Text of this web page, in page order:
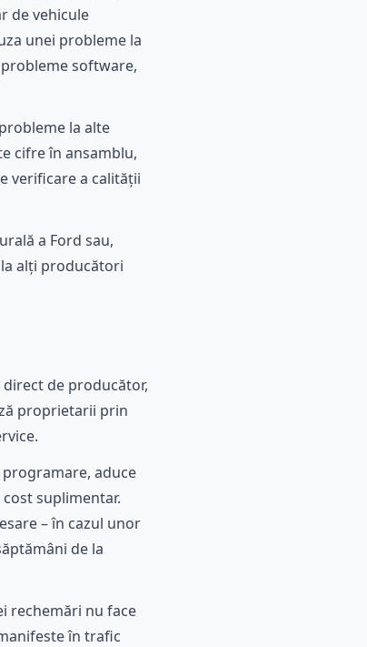
de vehicule
unei probleme la
software,
la alte
cifre în ansamblu,
verificare a calității
a Ford sau,
alți producători
de producător,
proprietarii prin
aduce
suplimentar.
– în cazul unor
de la
rechemări nu face
în trafic